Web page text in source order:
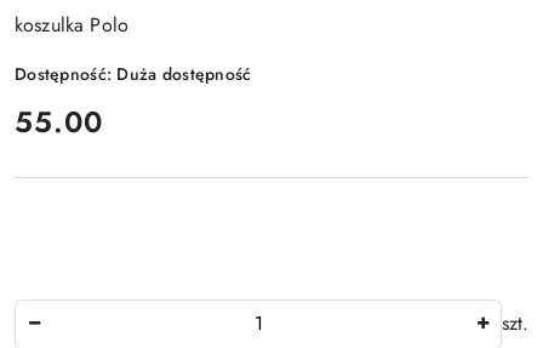
koszulka Polo
Dostępność: Duża dostępność
cena:
55.00
szt.